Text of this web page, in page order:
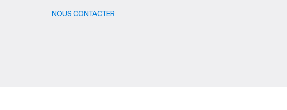
NOUS CONTACTER